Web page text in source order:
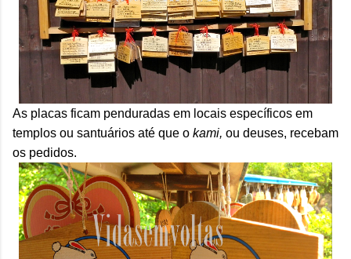
As placas ficam penduradas em locais específicos em
templos ou santuários até que o kami, ou deuses, recebam
os pedidos.